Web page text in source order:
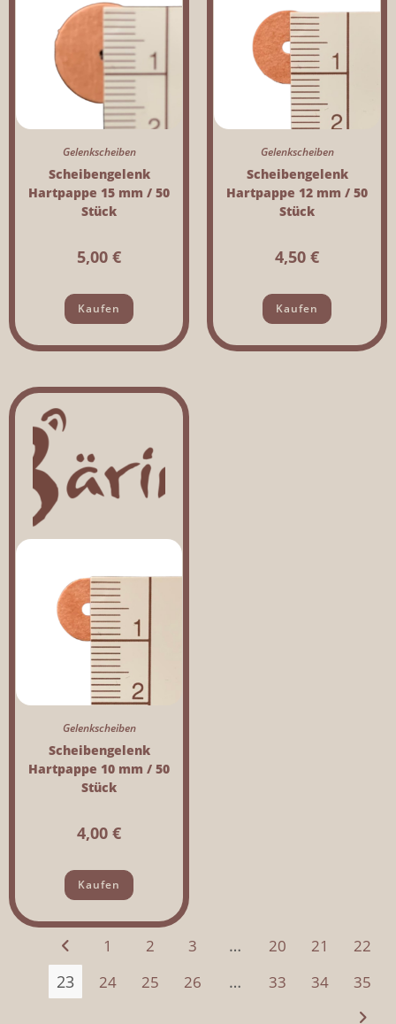
Gelenkscheiben
Scheibengelenk
Hartpappe 15 mm / 50
Stück
5,00 €
Kaufen
Gelenkscheiben
Scheibengelenk
Hartpappe 12 mm / 50
Stück
4,50 €
Kaufen
Gelenkscheiben
Scheibengelenk
Hartpappe 10 mm / 50
Stück
4,00 €
Kaufen
1 2 3 … 20 21 22
23 24 25 26 … 33 34 35